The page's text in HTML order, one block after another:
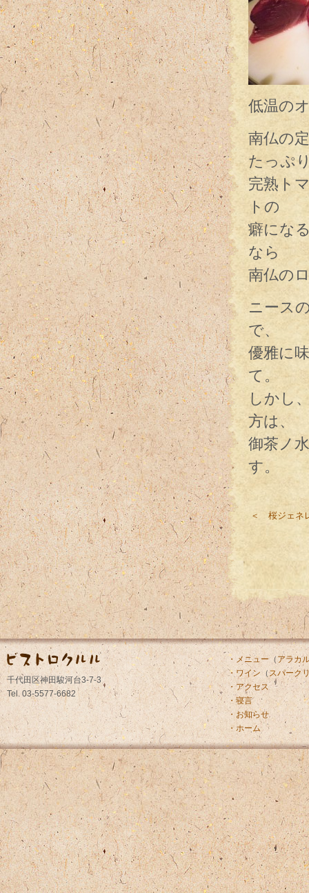
低温の
南仏の
たっぷ
完熟ト
トの
癖にな
なら
南仏の
ニース
で、
優雅に
て。
しかし
方は、
御茶ノ
す。
＜ 桜ジェネ
千代田区神田駿河台3-7-3
Tel. 03-5577-6682
・メニュー（ アラカ
・ワイン （スパーク
・アクセス
・寝言
・お知らせ
・ホーム